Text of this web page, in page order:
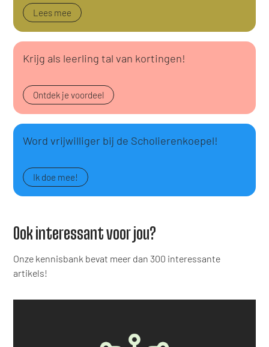
Lees mee
Krijg als leerling tal van kortingen!
Ontdek je voordeel
Word vrijwilliger bij de Scholierenkoepel!
Ik doe mee!
Ook interessant voor jou?
Onze kennisbank bevat meer dan 300 interessante
artikels!